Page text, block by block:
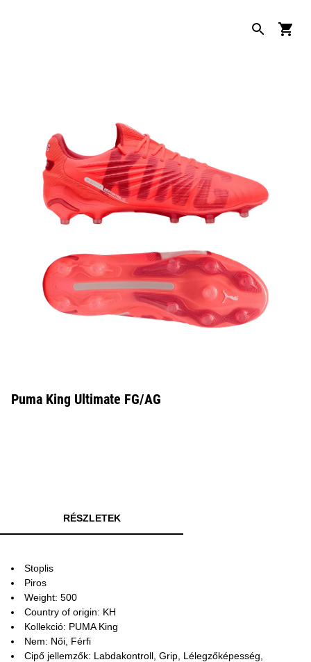
Puma King Ultimate FG/AG
RÉSZLETEK
Stoplis
Piros
Weight: 500
Country of origin: KH
Kollekció: PUMA King
Nem: Női, Férfi
Cipő jellemzők: Labdakontroll, Grip, Lélegzőképesség,